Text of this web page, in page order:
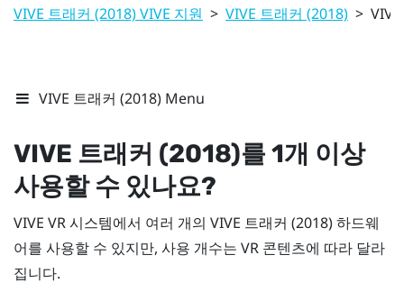
VIVE 트래커 (2018) VIVE 지원 > VIVE 트래커 (2018) >
VIVE 트래커 (2018) Menu
VIVE 트래커 (2018)를 1개 이상
사용할 수 있나요?
VIVE VR 시스템에서 여러 개의 VIVE 트래커 (2018)하드웨
어를 사용할 수 있지만, 사용 개수는 VR 콘텐츠에 따라 달라
집니다.